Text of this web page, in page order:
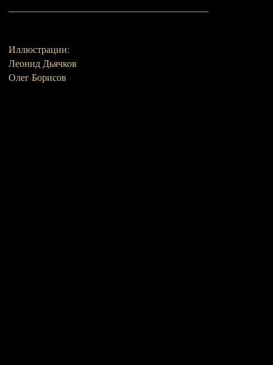
Иллюстрации:
Леонид Дьячков
Олег Борисов